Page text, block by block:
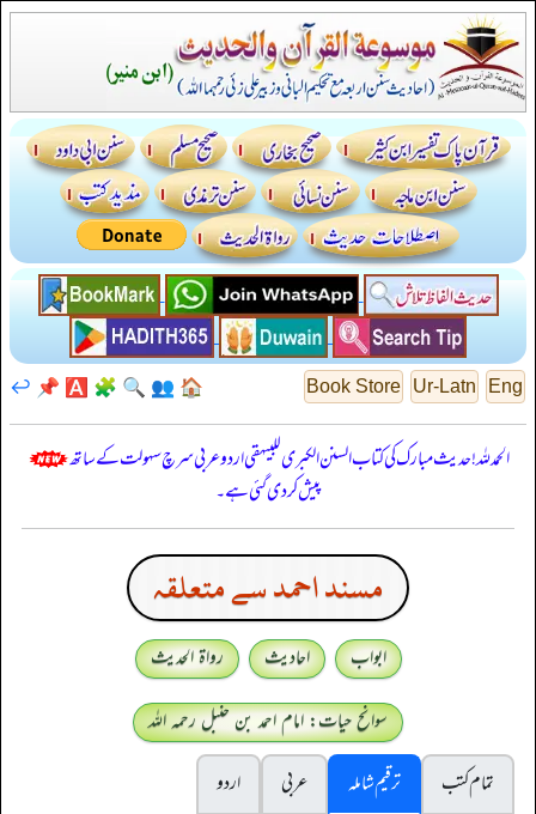
Eng
Ur-Latn
Book Store
🏠
👥
🔍
🧩
🅰️
📌
↩️
الحمدللہ! حدیث مبارک کی کتاب السنن الكبرى للبيهقي اردو عربی سرچ سہولت کے ساتھ
پیش کر دی گئی ہے۔
مسند احمد سے متعلقہ
ابواب احادیث
رواۃ الحدیث
سوانح حیات: امام احمد بن حنبل رحمہ اللہ
تمام کتب
ترقیم شاملہ عربی
اردو